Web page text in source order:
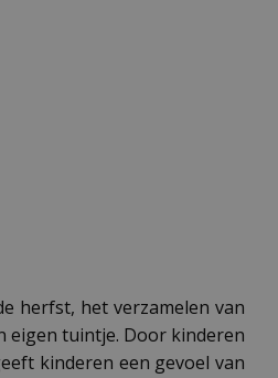
herfst, het verzamelen van
eigen tuintje. Door kinderen
kinderen een gevoel van